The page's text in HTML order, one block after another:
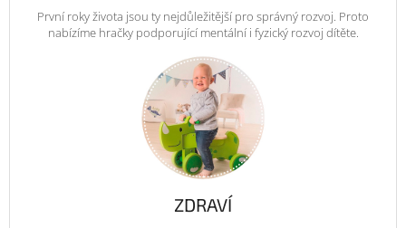
První roky života jsou ty nejdůležitější pro správný rozvoj. Proto
nabízíme hračky podporující mentální i fyzický rozvoj dítěte.
ZDRAVÍ